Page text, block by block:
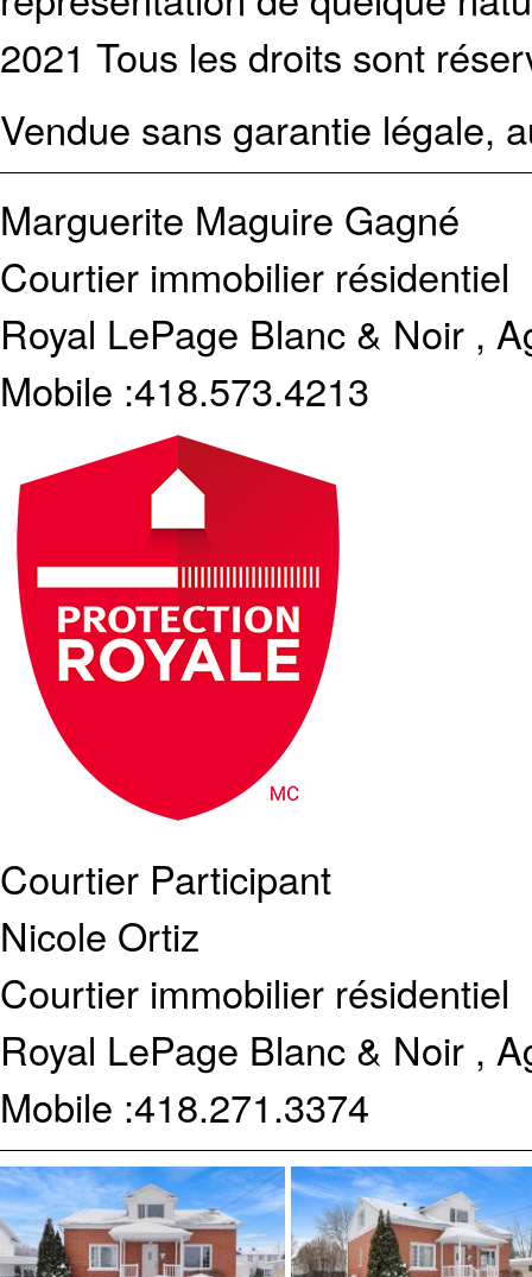
2021 Tous les droits sont
Vendue sans garantie légale,
Marguerite Maguire Gagné
Courtier immobilier résidentiel
Royal LePage Blanc & Noir ,
Mobile :418.573.4213
Courtier Participant
Nicole Ortiz
Courtier immobilier résidentiel
Royal LePage Blanc & Noir ,
Mobile :418.271.3374